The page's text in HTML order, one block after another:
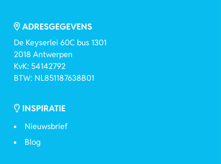
ADRESGEGEVENS
De Keyserlei 60C bus 1301
2018 Antwerpen
KvK: 54142792
BTW: NL851187638B01
INSPIRATIE
Nieuwsbrief
Blog